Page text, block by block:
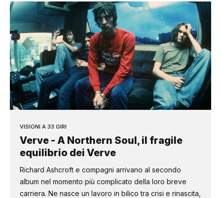
VISIONI A 33 GIRI
Verve - A Northern Soul, il fragile
equilibrio dei Verve
Richard Ashcroft e compagni arrivano al secondo
album nel momento più complicato della loro breve
carriera. Ne nasce un lavoro in bilico tra crisi e rinascita,